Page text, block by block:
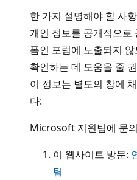
한 가지 설명해야 할 사
개인 정보를 공개적으로
폼인 포럼에 노출되지
확인하는 데 도움을 줄
이 정보는 별도의 창에
다:
Microsoft 지원팀에 문
이 웹사이트 방문:
팀